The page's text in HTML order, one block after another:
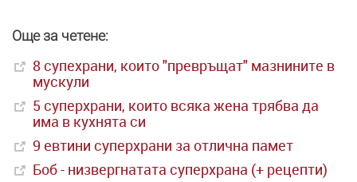
Още за четене:
8 супехрани, които "превръщат" мазнините в
мускули
5 суперхрани, които всяка жена трябва да
има в кухнята си
9 евтини суперхрани за отлична памет
Боб - низвергнатата суперхрана (+ рецепти)